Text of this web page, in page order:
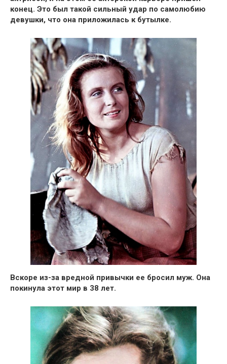
конец. Это был такой сильный удар по самолюбию
девушки, что она приложилась к бутылке.
Вскоре из-за вредной привычки ее бросил муж. Она
покинула этот мир в 38 лет.